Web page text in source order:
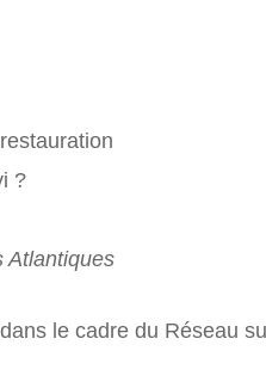
?
Atlantiques
le cadre du Réseau